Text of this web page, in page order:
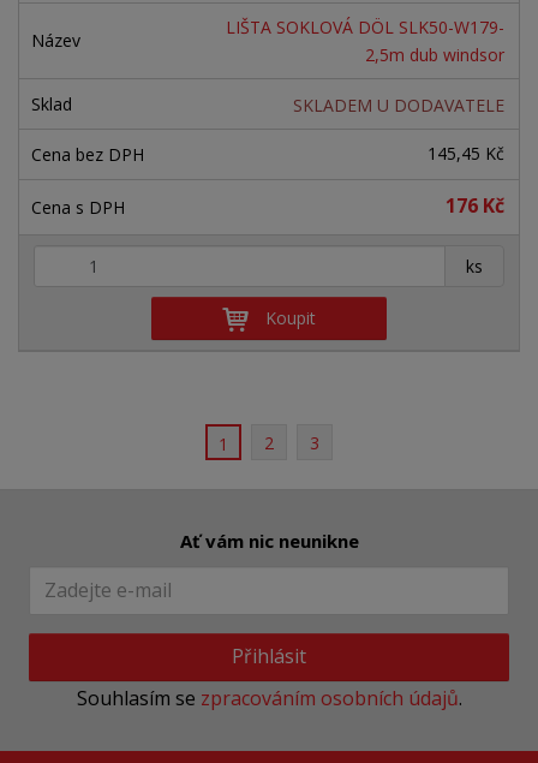
LIŠTA SOKLOVÁ DÖL SLK50-W179-
2,5m dub windsor
SKLADEM U DODAVATELE
145,45 Kč
176 Kč
ks
+ -
Koupit
1 2 3
Ať vám nic neunikne
Přihlásit
Souhlasím se zpracováním osobních údajů.